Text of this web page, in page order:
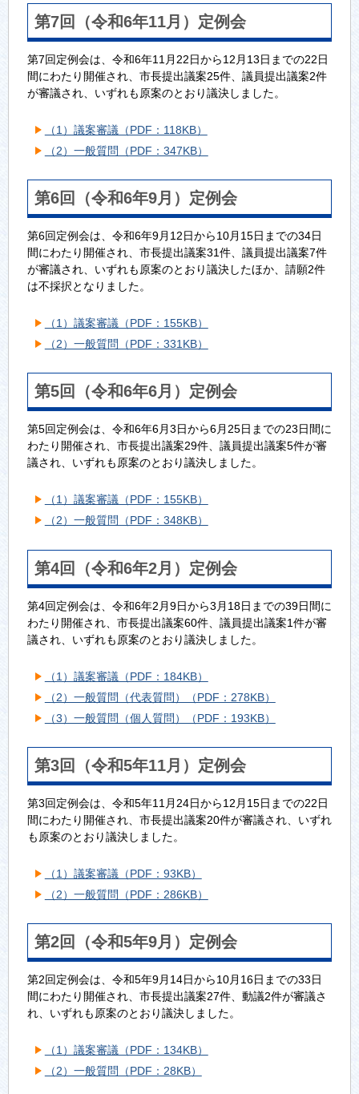
第7回（令和6年11月）定例会
第7回定例会は、令和6年11月22日から12月13日までの22日
間にわたり開催され、市長提出議案25件、議員提出議案2件
が審議され、いずれも原案のとおり議決しました。
（1）議案審議（PDF：118KB）
（2）一般質問（PDF：347KB）
第6回（令和6年9月）定例会
第6回定例会は、令和6年9月12日から10月15日までの34日
間にわたり開催され、市長提出議案31件、議員提出議案7件
が審議され、いずれも原案のとおり議決したほか、請願2件
は不採択となりました。
（1）議案審議（PDF：155KB）
（2）一般質問（PDF：331KB）
第5回（令和6年6月）定例会
第5回定例会は、令和6年6月3日から6月25日までの23日間に
わたり開催され、市長提出議案29件、議員提出議案5件が審
議され、いずれも原案のとおり議決しました。
（1）議案審議（PDF：155KB）
（2）一般質問（PDF：348KB）
第4回（令和6年2月）定例会
第4回定例会は、令和6年2月9日から3月18日までの39日間に
わたり開催され、市長提出議案60件、議員提出議案1件が審
議され、いずれも原案のとおり議決しました。
（1）議案審議（PDF：184KB）
（2）一般質問（代表質問）（PDF：278KB）
（3）一般質問（個人質問）（PDF：193KB）
第3回（令和5年11月）定例会
第3回定例会は、令和5年11月24日から12月15日までの22日
間にわたり開催され、市長提出議案20件が審議され、いずれ
も原案のとおり議決しました。
（1）議案審議（PDF：93KB）
（2）一般質問（PDF：286KB）
第2回（令和5年9月）定例会
第2回定例会は、令和5年9月14日から10月16日までの33日
間にわたり開催され、市長提出議案27件、動議2件が審議さ
れ、いずれも原案のとおり議決しました。
（1）議案審議（PDF：134KB）
（2）一般質問（PDF：28KB）